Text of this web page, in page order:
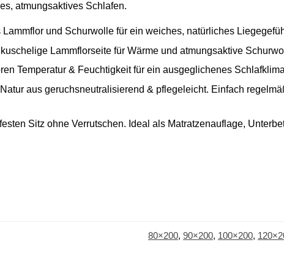
atmungsaktives Schlafen.
und Schurwolle für ein weiches, natürliches
Lammflorseite für Wärme und atmungsaktive
Temperatur & Feuchtigkeit für ein ausgeglichenes
aus geruchsneutralisierend & pflegeleicht. Einfach
Sitz ohne Verrutschen. Ideal als Matratzenauflage,
80×200, 90×200, 100×200,